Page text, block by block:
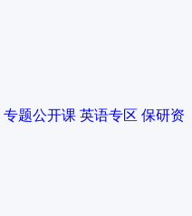
专题公开课 英语专区 保研资